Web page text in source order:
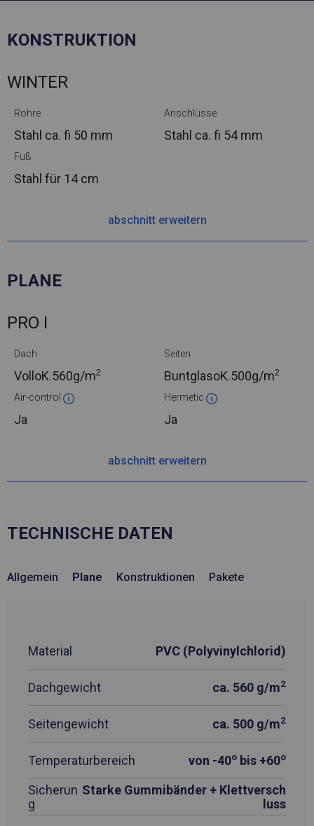
KONSTRUKTION
WINTER
Rohre
Stahl ca. fi 50 mm
Anschlüsse
Stahl ca. fi 54 mm
Fuß
Stahl für 14 cm
abschnitt erweitern
PLANE
PRO I
Dach
VolloK.560g/m2
Seiten
BuntglasoK.500g/m2
Air-control
Ja
Hermetic
Ja
abschnitt erweitern
TECHNISCHE DATEN
Allgemein Plane Konstruktionen Pakete
Material PVC (Polyvinylchlorid)
Dachgewicht ca. 560 g/m2
Seitengewicht ca. 500 g/m2
Temperaturbereich von -40o bis +60o
Sicherun
g
Starke Gummibänder + Klettversch
luss